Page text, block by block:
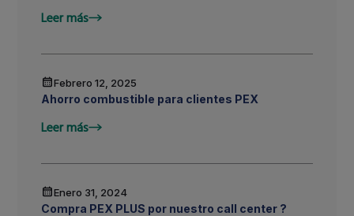
Leer más
Leer más
Ahorro combustible para clientes PEX
Febrero 12, 2025
Compra PEX PLUS por nuestro call center ?
Enero 31, 2024